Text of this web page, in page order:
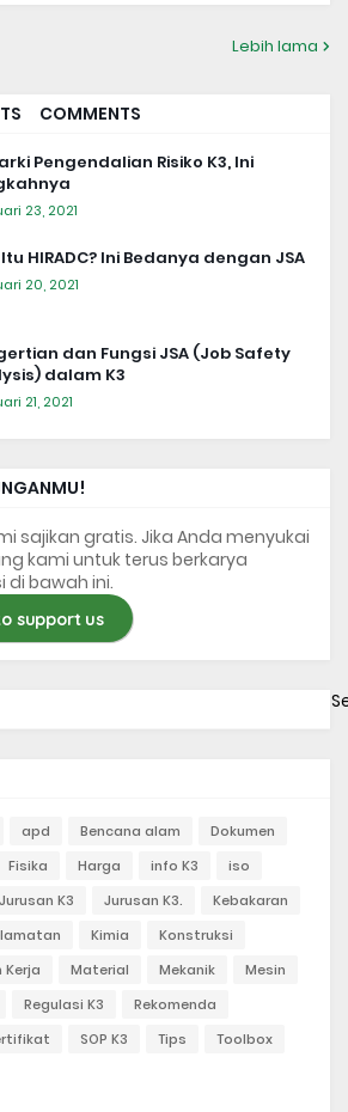
Lebih lama
COMMENTS
Pengendalian Risiko K3, Ini
23, 2021
HIRADC? Ini Bedanya dengan JSA
20, 2021
dan Fungsi JSA (Job Safety
dalam K3
21, 2021
sajikan gratis. Jika Anda menyukai
kami untuk terus berkarya
di bawah ini.
support us
apd Bencana alam
Dokumen
Fisika Harga info K3
iso
Jurusan K3 Jurusan K3.
Kebakaran
Kimia
Konstruksi
Kerja Material Mekanik
Mesin
Regulasi K3
Rekomenda
SOP K3 Tips
Toolbox